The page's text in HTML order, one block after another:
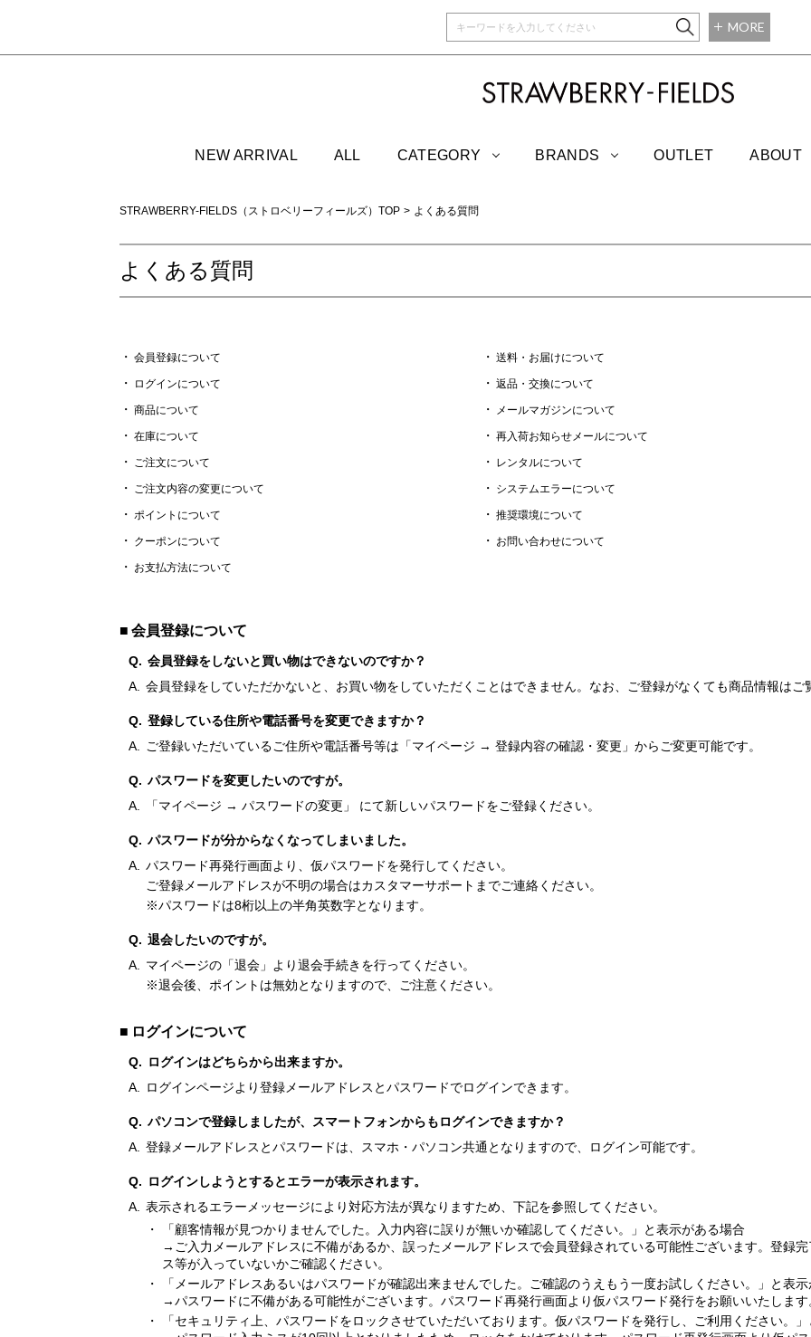
MORE
NEW ARRIVAL ALL CATEGORY BRANDS OUTLET ABOUT
STRAWBERRY-FIELDS（ストロベリーフィールズ）TOP よくある質問
よくある質問
会員登録について
ログインについて
商品について
在庫について
ご注文について
ご注文内容の変更について
ポイントについて
クーポンについて
お支払方法について
送料・お届けについて
返品・交換について
メールマガジンについて
再入荷お知らせメールについて
レンタルについて
システムエラーについて
推奨環境について
お問い合わせについて
会員登録について
会員登録をしないと買い物はできないのですか？
会員登録をしていただかないと、お買い物をしていただくことはできません。なお、ご登録がなくても商品情報はご
登録している住所や電話番号を変更できますか？
ご登録いただいているご住所や電話番号等は「マイページ → 登録内容の確認・変更」からご変更可能です。
パスワードを変更したいのですが。
「マイページ → パスワードの変更」 にて新しいパスワードをご登録ください。
パスワードが分からなくなってしまいました。
パスワード再発行画面より、仮パスワードを発行してください。
ご登録メールアドレスが不明の場合はカスタマーサポートまでご連絡ください。
※パスワードは8桁以上の半角英数字となります。
退会したいのですが。
マイページの「退会」より退会手続きを行ってください。
※退会後、ポイントは無効となりますので、ご注意ください。
ログインについて
ログインはどちらから出来ますか。
ログインページより登録メールアドレスとパスワードでログインできます。
パソコンで登録しましたが、スマートフォンからもログインできますか？
登録メールアドレスとパスワードは、スマホ・パソコン共通となりますので、ログイン可能です。
ログインしようとするとエラーが表示されます。
表示されるエラーメッセージにより対応方法が異なりますため、下記を参照してください。
「顧客情報が見つかりませんでした。入力内容に誤りが無いか確認してください。」と表示がある場合
→ご入力メールアドレスに不備があるか、誤ったメールアドレスで会員登録されている可能性ございます。登録
ス等が入っていないかご確認ください。
「メールアドレスあるいはパスワードが確認出来ませんでした。ご確認のうえもう一度お試しください。」と表
→パスワードに不備がある可能性がございます。パスワード再発行画面より仮パスワード発行をお願いいたします
「セキュリティ上、パスワードをロックさせていただいております。仮パスワードを発行し、ご利用ください。